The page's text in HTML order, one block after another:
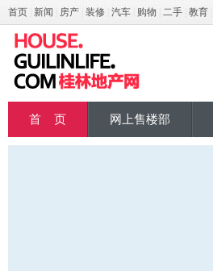
首页 新闻 房产 装修 汽车 购物 二手 教育
首 页 网上售楼部